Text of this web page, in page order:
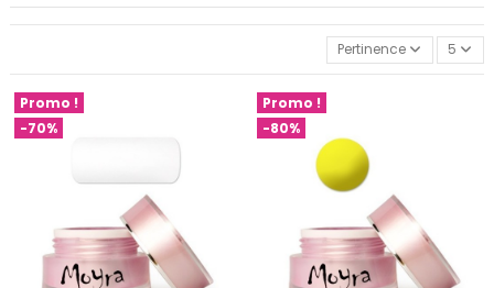
Pertinence 5
Promo !
-70%
Promo !
-80%